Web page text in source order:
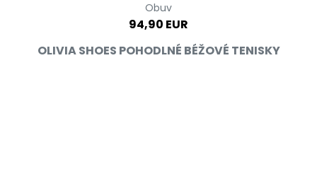
Obuv
94,90 EUR
OLIVIA SHOES POHODLNÉ BÉŽOVÉ TENISKY